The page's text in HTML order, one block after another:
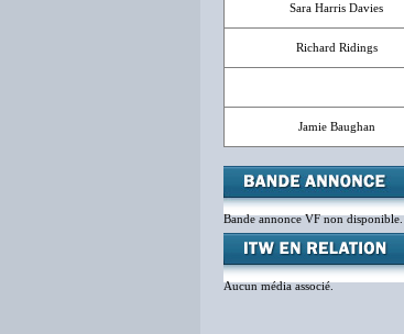
Sara Harris Davies
Richard Ridings
Jamie Baughan
Bande annonce VF non disponible.
Aucun média associé.